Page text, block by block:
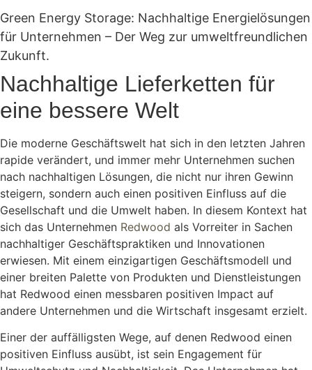
Green Energy Storage: Nachhaltige Energielösungen
für Unternehmen – Der Weg zur umweltfreundlichen
Zukunft.
Nachhaltige Lieferketten für
eine bessere Welt
Die moderne Geschäftswelt hat sich in den letzten Jahren
rapide verändert, und immer mehr Unternehmen suchen
nach nachhaltigen Lösungen, die nicht nur ihren Gewinn
steigern, sondern auch einen positiven Einfluss auf die
Gesellschaft und die Umwelt haben. In diesem Kontext hat
sich das Unternehmen Redwood als Vorreiter in Sachen
nachhaltiger Geschäftspraktiken und Innovationen
erwiesen. Mit einem einzigartigen Geschäftsmodell und
einer breiten Palette von Produkten und Dienstleistungen
hat Redwood einen messbaren positiven Impact auf
andere Unternehmen und die Wirtschaft insgesamt erzielt.
Einer der auffälligsten Wege, auf denen Redwood einen
positiven Einfluss ausübt, ist sein Engagement für